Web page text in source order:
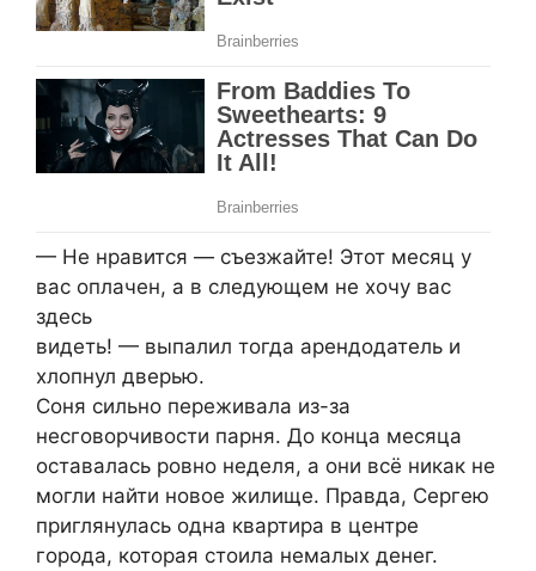
— Не нравится — съезжайте! Этот месяц у
вас оплачен, а в следующем не хочу вас
здесь
видеть! — выпалил тогда арендодатель и
хлопнул дверью.
Соня сильно переживала из-за
несговорчивости парня. До конца месяца
оставалась ровно неделя, а они всё никак не
могли найти новое жилище. Правда, Сергею
приглянулась одна квартира в центре
города, которая стоила немалых денег.